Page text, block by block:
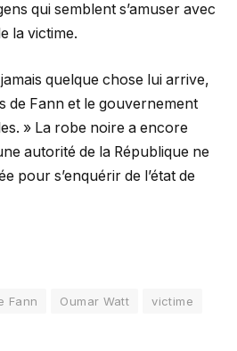
qui semblent s’amuser avec
la victime.
quelque chose lui arrive,
de Fann et le gouvernement
» La robe noire a encore
autorité de la République ne
pour s’enquérir de l’état de
Fann Oumar Watt victime